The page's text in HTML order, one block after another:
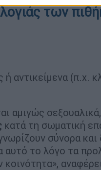
των
αντικείμενα (π.χ.
αμιγώς
κατά τη σωματική
σύνορα και
αυτό το λόγο τα
κοινότητα»,